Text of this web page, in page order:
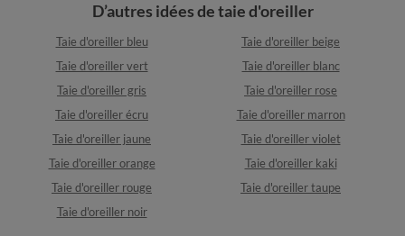
D’autres idées de taie d'oreiller
Taie d'oreiller bleu
Taie d'oreiller beige
Taie d'oreiller vert
Taie d'oreiller blanc
Taie d'oreiller gris
Taie d'oreiller rose
Taie d'oreiller écru
Taie d'oreiller marron
Taie d'oreiller jaune
Taie d'oreiller violet
Taie d'oreiller orange
Taie d'oreiller kaki
Taie d'oreiller rouge
Taie d'oreiller taupe
Taie d'oreiller noir